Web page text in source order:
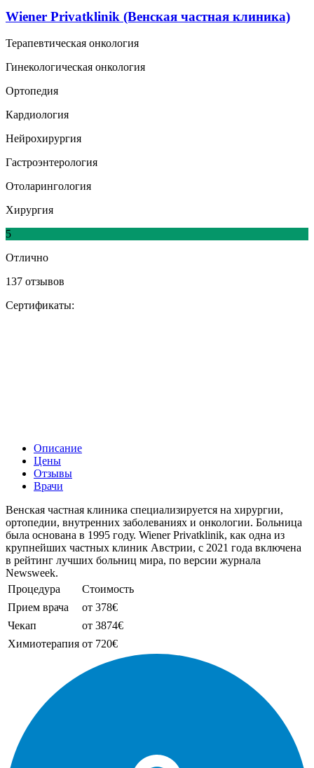
Wiener Privatklinik (Венская частная клиника)
Терапевтическая онкология
Гинекологическая онкология
Ортопедия
Кардиология
Нейрохирургия
Гастроэнтерология
Отоларингология
Хирургия
5
Отлично
137 отзывов
Сертификаты:
Описание
Цены
Отзывы
Врачи
Венская частная клиника специализируется на хирургии,
ортопедии, внутренних заболеваниях и онкологии. Больница
была основана в 1995 году. Wiener Privatklinik, как одна из
крупнейших частных клиник Австрии, с 2021 года включена
в рейтинг лучших больниц мира, по версии журнала
Newsweek.
Процедура
Стоимость
Прием врача
от 378€
Чекап
от 3874€
Химиотерапия от 720€